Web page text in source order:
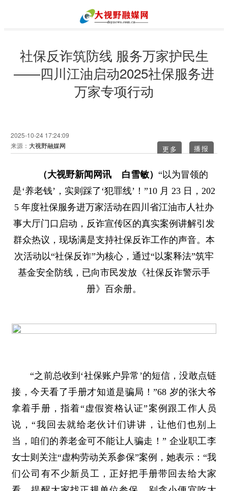
社保反诈筑防线 服务万家护民生
——四川江油启动2025社保服务进
万家专项行动​
2025-10-24 17:24:09
来源： 大视野融媒网 更多
（大视野新闻网讯 白雪敏） “以为冒领的
是‘养老钱’，实则踩了‘犯罪线’！”10 月 23 日，202
5 年度社保服务进万家活动在四川省江油市人社办
事大厅门口启动，反诈宣传区的真实案例讲解引发
群众热议，现场满是支持社保反诈工作的声音。本
次活动以“社保反诈”为核心，通过“以案释法”筑牢
基金安全防线，已向市民发放《社保反诈警示手
册》百余册。​
“之前总收到‘社保账户异常’的短信，没敢点链
接，今天看了手册才知道是骗局！”68 岁的张大爷
拿着手册，指着“虚假资格认证”案例跟工作人员
说，“我回去就给老伙计们讲讲，让他们也别上
当，咱们的养老金可不能让人骗走！” 企业职工李
女士则关注“虚构劳动关系参保”案例，她表示：“我
们公司有不少新员工，正好把手册带回去给大家